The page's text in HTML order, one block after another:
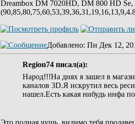
Dreambox DM 7020HD, DM 800 HD
Добавлено: Пн Дек 12,
Region74 писал(а):
Народ!!!На днях я зашел в
каналов 3D.Я искрутил весь
нашел.Есть какая нибудь инфа
Это полная чушь..видимо тебя